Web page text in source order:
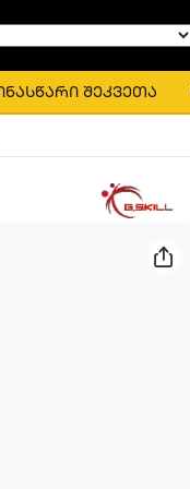
შეკვეთა